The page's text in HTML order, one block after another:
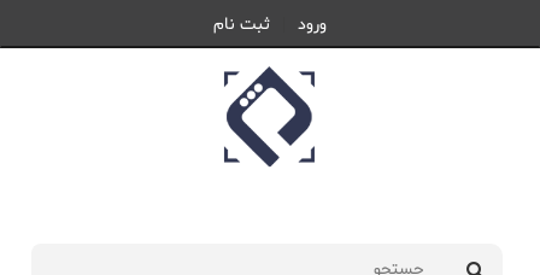
ورود ثبت نام